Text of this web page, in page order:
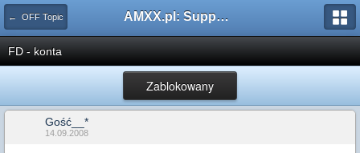
← OFF Topic AMXX.pl: Support AMX Mod X i SourceMod
FD - konta
Zablokowany
Gość__*
14.09.2008